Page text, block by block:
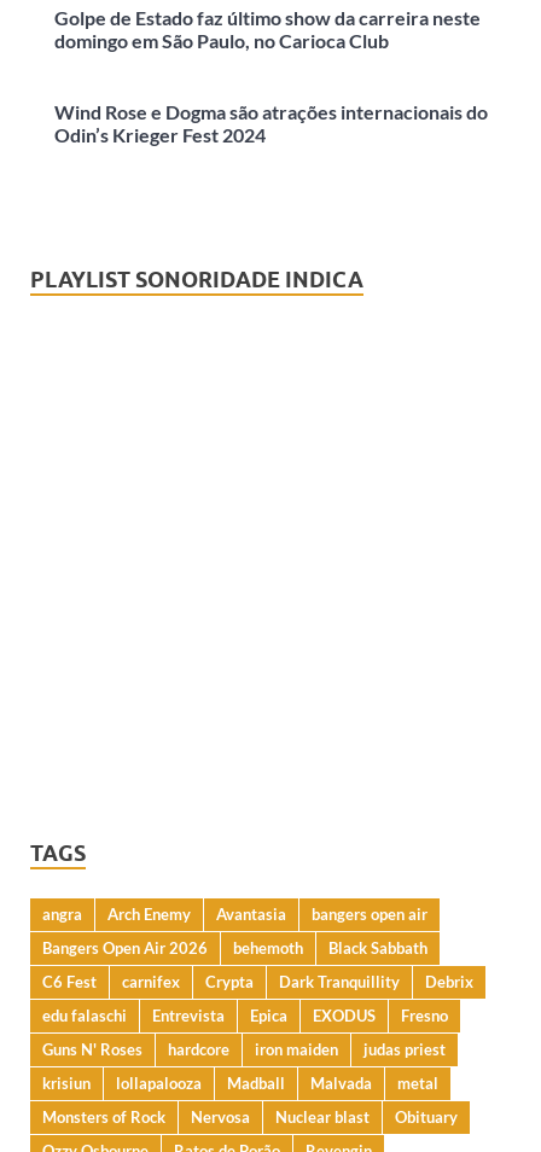
Golpe de Estado faz último show da carreira neste
domingo em São Paulo, no Carioca Club
Wind Rose e Dogma são atrações internacionais do
Odin’s Krieger Fest 2024
PLAYLIST SONORIDADE INDICA
TAGS
angra Arch Enemy Avantasia
bangers open air
Bangers Open Air 2026
behemoth
Black Sabbath
C6 Fest
carnifex Crypta Dark Tranquillity
Debrix
edu falaschi
Entrevista Epica EXODUS
Fresno
Guns N' Roses
hardcore iron maiden
judas priest
krisiun
lollapalooza Madball Malvada
metal
Monsters of Rock
Nervosa Nuclear blast
Obituary